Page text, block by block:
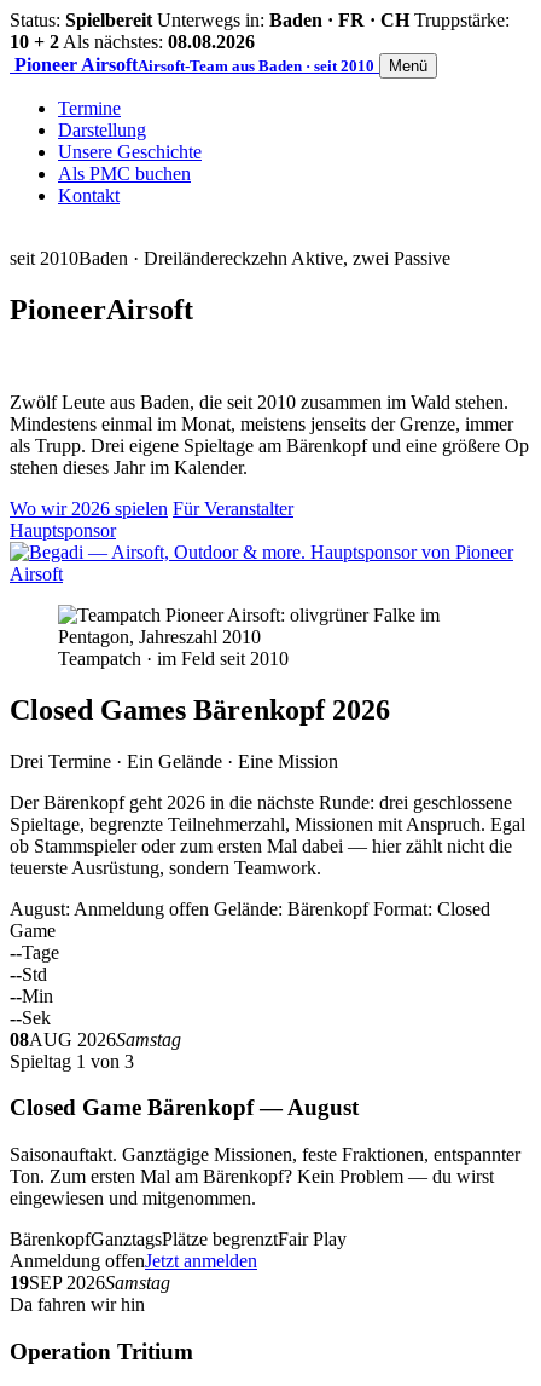
Status: Spielbereit Unterwegs in: Baden · FR · CH Truppstärke:
10 + 2 Als nächstes: 08.08.2026
Pioneer AirsoftAirsoft-Team aus Baden · seit 2010 Menü
Termine
Darstellung
Unsere Geschichte
Als PMC buchen
Kontakt
seit 2010Baden · Dreiländereckzehn Aktive, zwei Passive
PioneerAirsoft
Zwölf Leute aus Baden, die seit 2010 zusammen im Wald stehen.
Mindestens einmal im Monat, meistens jenseits der Grenze, immer
als Trupp. Drei eigene Spieltage am Bärenkopf und eine größere Op
stehen dieses Jahr im Kalender.
Wo wir 2026 spielen Für Veranstalter
Hauptsponsor
Teampatch · im Feld seit 2010
Closed Games Bärenkopf 2026
Drei Termine · Ein Gelände · Eine Mission
Der Bärenkopf geht 2026 in die nächste Runde: drei geschlossene
Spieltage, begrenzte Teilnehmerzahl, Missionen mit Anspruch. Egal
ob Stammspieler oder zum ersten Mal dabei — hier zählt nicht die
teuerste Ausrüstung, sondern Teamwork.
August: Anmeldung offen Gelände: Bärenkopf Format: Closed
Game
--Tage
--Std
--Min
--Sek
08AUG 2026Samstag
Spieltag 1 von 3
Closed Game Bärenkopf — August
Saisonauftakt. Ganztägige Missionen, feste Fraktionen, entspannter
Ton. Zum ersten Mal am Bärenkopf? Kein Problem — du wirst
eingewiesen und mitgenommen.
BärenkopfGanztagsPlätze begrenztFair Play
Anmeldung offenJetzt anmelden
19SEP 2026Samstag
Da fahren wir hin
Operation Tritium